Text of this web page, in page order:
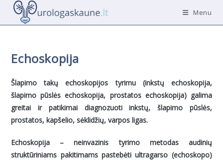
Menu
Echoskopija
Šlapimo takų echoskopijos tyrimu (inkstų echoskopija,
šlapimo pūslės echoskopija, prostatos echoskopija) galima
greitai ir patikimai diagnozuoti inkstų, šlapimo pūslės,
prostatos, kapšelio, sėklidžių, varpos ligas.
Echoskopija – neinvazinis tyrimo metodas audinių
struktūriniams pakitimams pastebėti ultragarso (echoskopo)